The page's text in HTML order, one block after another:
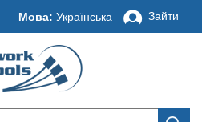
Мова: Українська Зайти